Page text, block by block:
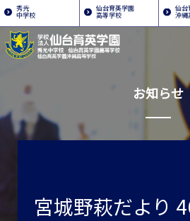
秀光
中学校
仙台育英学園
高等学校
仙台
沖縄
お知らせ
宮城野萩だより